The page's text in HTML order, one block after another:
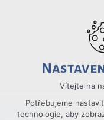
Vítejte na
Potřebujeme
technologie, aby